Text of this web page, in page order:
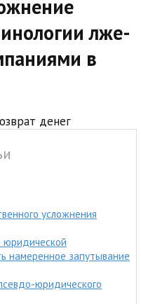
лже-
в
денег
усложнения
юридической
намеренное запутывание
юридического